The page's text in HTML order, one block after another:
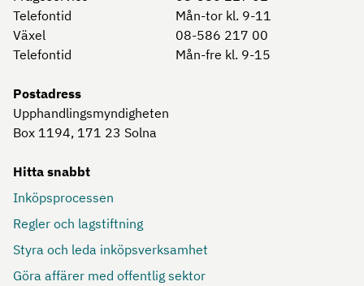
Telefontid
Mån-tor kl. 9-11
Växel
08-586 217 00
Telefontid
Mån-fre kl. 9-15
Postadress
Upphandlingsmyndigheten
Box 1194, 171 23 Solna
Hitta snabbt
Inköpsprocessen
Regler och lagstiftning
Styra och leda inköpsverksamhet
Göra affärer med offentlig sektor